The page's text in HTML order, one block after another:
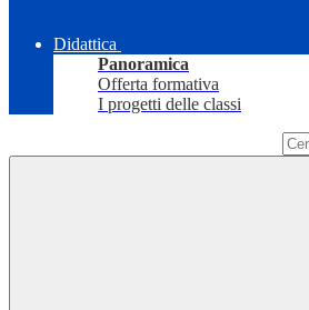
Didattica
Panoramica
Offerta formativa
I progetti delle classi